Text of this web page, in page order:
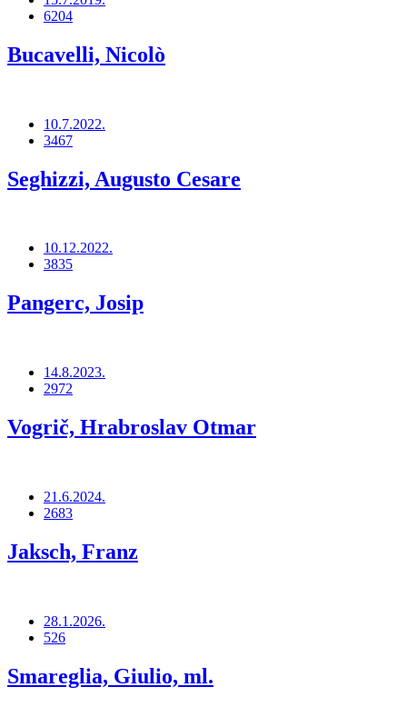
6204
Bucavelli, Nicolò
10.7.2022.
3467
Seghizzi, Augusto Cesare
10.12.2022.
3835
Pangerc, Josip
14.8.2023.
2972
Vogrič, Hrabroslav Otmar
21.6.2024.
2683
Jaksch, Franz
28.1.2026.
526
Smareglia, Giulio, ml.